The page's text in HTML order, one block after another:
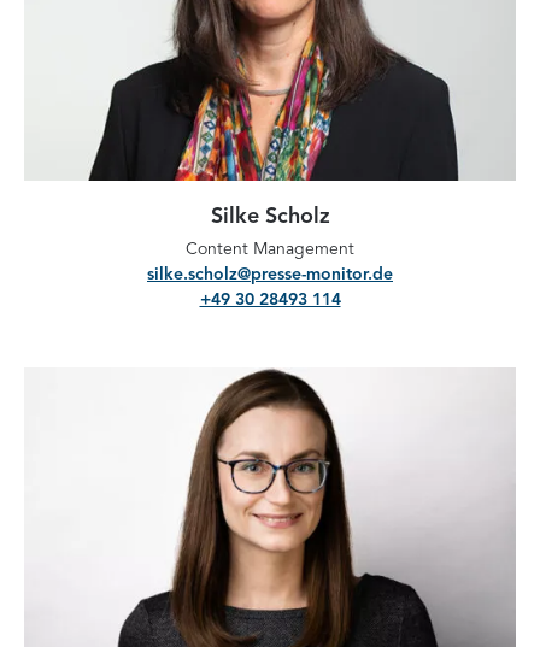
Silke Scholz
Content Management
silke.scholz@presse-monitor.de
+49 30 28493 114